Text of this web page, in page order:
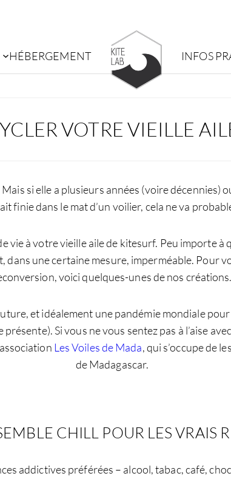
HÉBERGEMENT INFOS
VOTRE VIEILLE
si elle a plusieurs années (voire décennies)
finie dans le mat d’un voilier, cela ne va
vie à votre vieille aile de kitesurf. Peu importe
dans une certaine mesure, imperméable. Pour
voici quelques-unes de nos créations.
et idéalement une pandémie mondiale
Si vous ne vous sentez pas à l’aise
Les Voiles de Mada, qui s’occupe de
de Madagascar.
CHILL POUR LES VRAIS
addictives préférées – alcool, tabac, café,